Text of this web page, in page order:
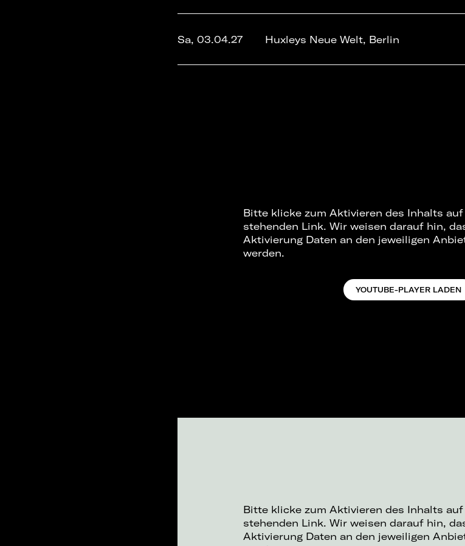
Sa, 03.04.27 Huxleys Neue Welt, Berlin
Bitte klicke zum Aktivieren des Inhalts
stehenden Link. Wir weisen darauf hin,
Aktivierung Daten an den jeweiligen
werden.
YOUTUBE-PLAYER LADEN
Bitte klicke zum Aktivieren des Inhalts
stehenden Link. Wir weisen darauf hin,
Aktivierung Daten an den jeweiligen